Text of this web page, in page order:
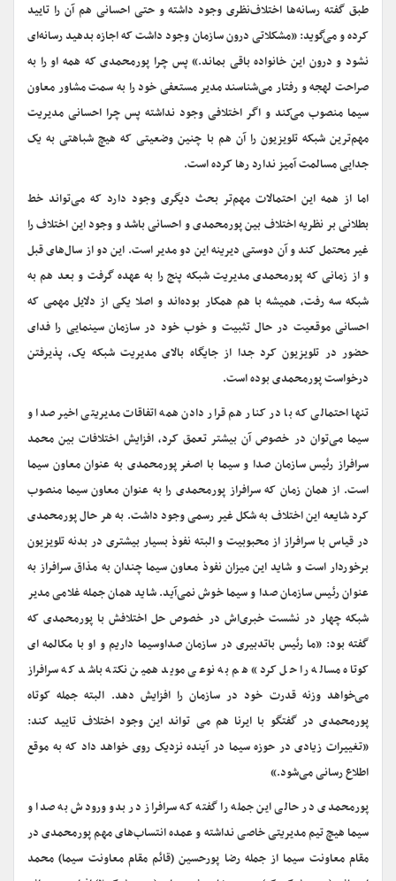
طبق گفته رسانه‌ها اختلاف‌نظری وجود داشته و حتی احسانی هم آن را تایید
کرده و می‌گوید: «مشکلاتی درون سازمان وجود داشت که اجازه بدهید رسانه‌ای
نشود و درون این خانواده باقی بماند.» پس چرا پورمحمدی که همه او را به
صراحت لهجه و رفتار می‌شناسند مدیر مستعفی خود را به سمت مشاور معاون
سیما منصوب می‌کند و اگر اختلافی وجود نداشته پس چرا احسانی مدیریت
مهم‌ترین شبکه تلویزیون را آن هم با چنین وضعیتی که هیچ شباهتی به یک
جدایی مسالمت آمیز ندارد رها کرده است.
اما از همه این احتمالات مهم‌تر بحث دیگری وجود دارد که می‌تواند خط
بطلانی بر نظریه اختلاف بین پورمحمدی و احسانی باشد و وجود این اختلاف را
غیر محتمل ‌کند و آن دوستی دیرینه این دو مدیر است. این دو از سال‌های قبل
و از زمانی که پورمحمدی مدیریت شبکه پنج را به عهده گرفت و بعد هم به
شبکه سه رفت، همیشه با هم همکار بوده‌اند و اصلا یکی از دلایل مهمی که
احسانی موقعیت در حال تثبیت و خوب خود در سازمان سینمایی را فدای
حضور در تلویزیون کرد جدا از جایگاه بالای مدیریت شبکه یک، پذیرفتن
درخواست پورمحمدی بوده است.
تنها احتمالی که با در کنار هم قرار دادن همه اتفاقات مدیریتی اخیر صدا و
سیما می‌توان در خصوص آن بیشتر تعمق کرد، افزایش اختلافات بین محمد
سرافراز رئیس سازمان صدا و سیما با اصغر پورمحمدی به عنوان معاون سیما
است. از همان زمان که سرافراز پورمحمدی را به عنوان معاون سیما منصوب
کرد شایعه این اختلاف به شکل غیر رسمی وجود داشت. به هر حال پورمحمدی
در قیاس با سرافراز از محبوبیت و البته نفوذ بسیار بیشتری در بدنه تلویزیون
برخوردار است و شاید این میزان نفوذ معاون سیما چندان به مذاق سرافراز به
عنوان رئیس سازمان صدا و سیما خوش نمی‌آید. شاید همان جمله غلامی مدیر
شبکه چهار در نشست خبری‌اش در خصوص حل اختلافش با پورمحمدی که
گفته بود: «ما رئیس باتدبیری در سازمان صداوسیما داریم و او با مکالمه ای
کوتاه مساله را حل کرد» هم به نوعی موید همین نکته باشد که سرافراز
می‌خواهد وزنه قدرت خود در سازمان را افزایش دهد. البته جمله کوتاه
پورمحمدی در گفتگو با ایرنا هم می تواند این وجود اختلاف تایید کند:
«تغییرات زیادی در حوزه سیما در آینده نزدیک روی خواهد داد که به موقع
اطلاع رسانی می‌شود.»
پورمحمدی در حالی این جمله را گفته که سرافراز در بدو ورودش به صدا و
سیما هیچ تیم مدیریتی خاصی نداشته و عمده انتساب‌های مهم پورمحمدی در
مقام معاونت سیما از جمله رضا پورحسین (قائم مقام معاونت سیما) محمد